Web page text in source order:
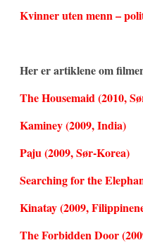
Kvinner uten menn –
Her er artiklene om
The Housemaid (2010,
Kaminey (2009, India)
Paju (2009, Sør-Korea)
Searching for the
Kinatay (2009,
The Forbidden Door